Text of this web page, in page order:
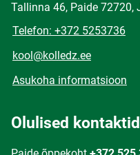
Tallinna 46, Paide 72720,
Telefon: +372 5253736
kool@kolledz.ee
Asukoha informatsioon
Olulised kontaktid